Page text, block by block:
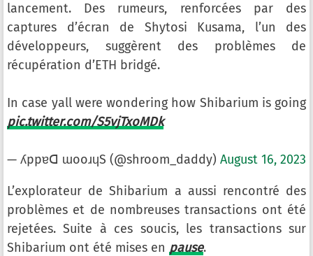
lancement. Des rumeurs, renforcées par des
captures d’écran de Shytosi Kusama, l’un des
développeurs, suggèrent des problèmes de
récupération d’ETH bridgé.
In case yall were wondering how Shibarium is going
pic.twitter.com/S5vjTxoMDk
— ʎppɐꓷ ɯooɹɥS (@shroom_daddy) August 16, 2023
L’explorateur de Shibarium a aussi rencontré des
problèmes et de nombreuses transactions ont été
rejetées. Suite à ces soucis, les transactions sur
Shibarium ont été mises en pause.